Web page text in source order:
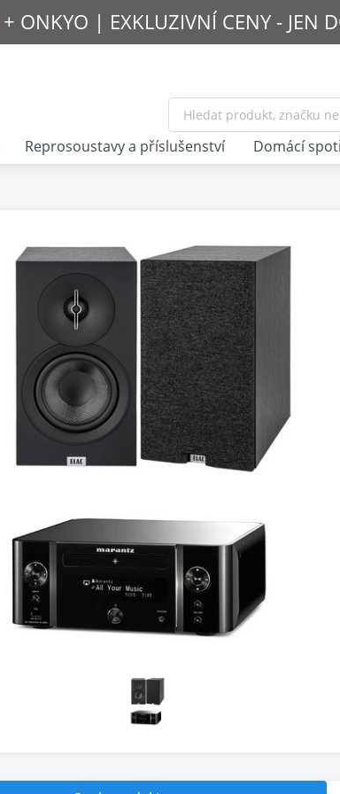
+ ONKYO | EXKLUZIVNÍ CENY - JEN
Reprosoustavy a příslušenství Domácí